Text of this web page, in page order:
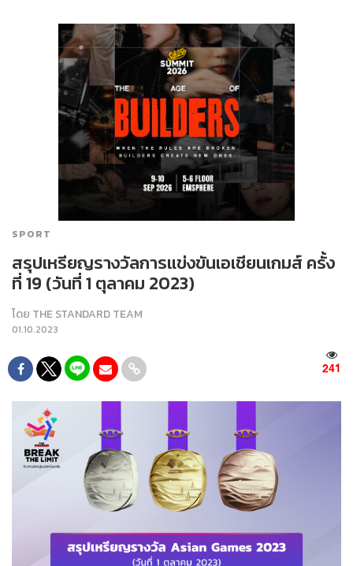
SPORT
สรุปเหรียญรางวัลการแข่งขันเอเชียนเกมส์ ครั้ง
ที่ 19 (วันที่ 1 ตุลาคม 2023)
โดย THE STANDARD TEAM
01.10.2023
241